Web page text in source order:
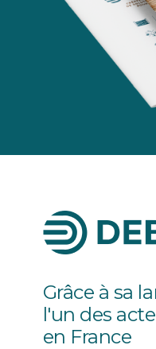
Grâce à sa
l'un des
en France